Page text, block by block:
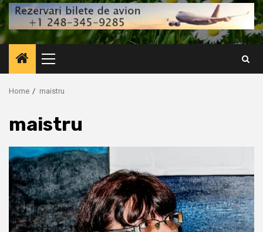
Primary
Menu
Home maistru
maistru